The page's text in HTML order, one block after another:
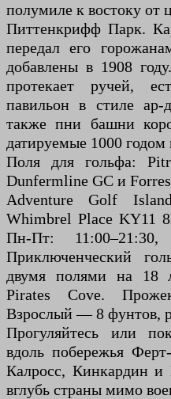
полумиле к востоку от
Питтенкрифф Парк.
передал его
добавлены в 1908
протекает ручей,
павильон в стиле
также пни башни
датируемые 1000
Поля для гольфа:
Dunfermline GC и
Adventure Golf
Whimbrel Place KY11
Пн-Пт:
Приключенческий
двумя полями на 18
Pirates Cove.
Взрослый — 8 фунтов,
Прогуляйтесь или
вдоль побережья
Калросс, Кинкардин и
вглубь страны мимо